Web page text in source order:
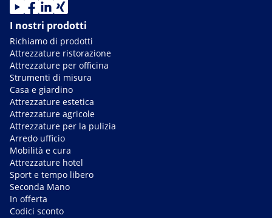
I nostri prodotti
Richiamo di prodotti
Attrezzature ristorazione
Attrezzature per officina
Strumenti di misura
Casa e giardino
Attrezzature estetica
Attrezzature agricole
Attrezzature per la pulizia
Arredo ufficio
Mobilità e cura
Attrezzature hotel
Sport e tempo libero
Seconda Mano
In offerta
Codici sconto